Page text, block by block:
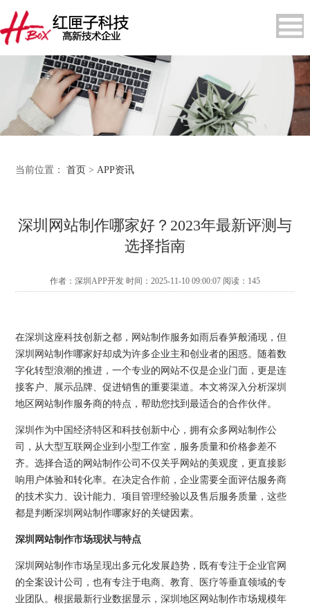
当前位置：首页 >APP资讯
深圳网站制作哪家好？2023年最新评测与
选择指南
作者：深圳APP开发 时间：2025-11-10 09:00:07 阅读： 145
在深圳这座科技创新之都，网站制作服务如雨后春笋般涌现，但
深圳网站制作哪家好却成为许多企业主和创业者的困惑。随着数
字化转型浪潮的推进，一个专业的网站不仅是企业门面，更是连
接客户、展示品牌、促进销售的重要渠道。本文将深入分析深圳
地区网站制作服务商的特点，帮助您找到最适合的合作伙伴。
深圳作为中国经济特区和科技创新中心，拥有众多网站制作公
司，从大型互联网企业到小型工作室，服务质量和价格参差不
齐。选择合适的网站制作公司不仅关乎网站的美观度，更直接影
响用户体验和转化率。在决定合作前，企业需要全面评估服务商
的技术实力、设计能力、项目管理经验以及售后服务质量，这些
都是判断深圳网站制作哪家好的关键因素。
深圳网站制作市场现状与特点
深圳网站制作市场呈现出多元化发展趋势，既有专注于企业官网
的全案设计公司，也有专注于电商、教育、医疗等垂直领域的专
业团队。根据最新行业数据显示，深圳地区网站制作市场规模年